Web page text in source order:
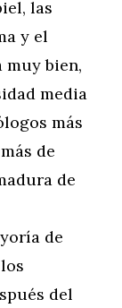
las
y el
muy bien,
media
más
de
de
de
del